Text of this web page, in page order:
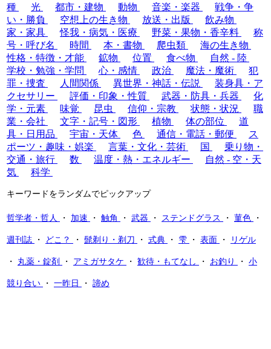
種
光 都市・建物 動物 音楽・楽器
戦争・争
い・勝負
空想上の生き物 放送・出版
飲み物
家・家具
怪我・病気・医療 野菜・果物・香辛料
称
号・呼び名
時間 本・書物 爬虫類
海の生き物
性格・特徴・才能
鉱物 位置 食べ物
自然 - 陸
学校・勉強・学問
心・感情 政治 魔法・魔術
犯
罪・捜査
人間関係 異世界・神話・伝説
装身具・ア
クセサリー
評価・印象・性質 武器・防具・兵器
化
学・元素
味覚 昆虫 信仰・宗教 状態・状況
職
業・会社
文字・記号・図形 植物 体の部位
道
具・日用品
宇宙・天体 色 通信・電話・郵便
ス
ポーツ・趣味・娯楽
言葉・文化・芸術 国
乗り物・
交通・旅行
数 温度・熱・エネルギー
自然 - 空・天
気
科学
キーワードをランダムでピックアップ
哲学者・哲人 ・ 加速 ・ 触角 ・ 武器 ・ ステンドグラス ・ 菫色 ・
週刊誌 ・ どこ？ ・ 髭剃り・剃刀 ・ 式典 ・ 雫 ・ 表面 ・ リゲル
・ 丸薬・錠剤 ・ アミガサタケ ・ 歓待・もてなし ・ お釣り ・ 小
競り合い ・ 一昨日 ・ 諦め